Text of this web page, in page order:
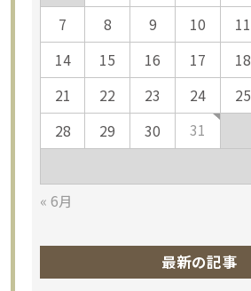
« 6月
7
8 9 10 11
14
15 16 17 18
21
22 23 24 25
28
29 30 31
最新の記事